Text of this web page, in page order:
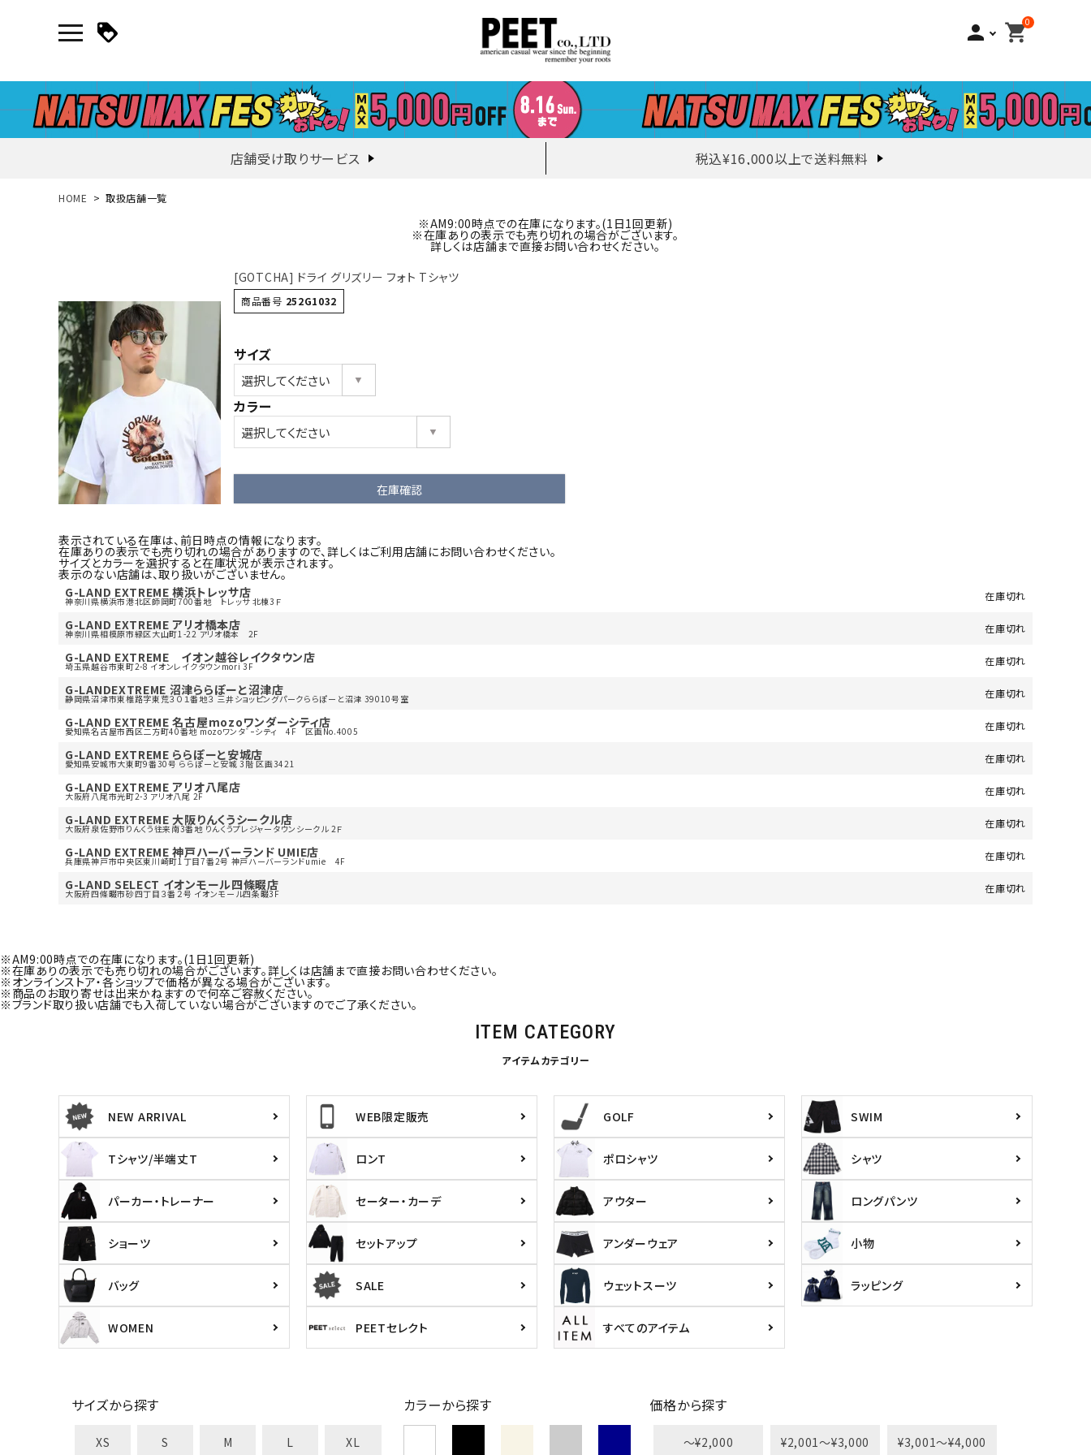
person 0
shopping_cart
店舗受け取りサービス 税込¥16,000以上で送料無料
新規会員登録｜ログイン
詳しい条件から探す
キーワードから探す 価格から探す 並び順
カテゴリ
サイズ
HOME 取扱店舗一覧
※AM9:00時点での在庫になります。(1日1回更新)
※在庫ありの表示でも売り切れの場合がございます。
詳しくは店舗まで直接お問い合わせください。
[GOTCHA] ドライ グリズリー フォト Tシャツ
商品番号 252G1032
サイズ
カラー
在庫確認
表示されている在庫は、前日時点の情報になります。
在庫ありの表示でも売り切れの場合がありますので、詳しくはご利用店舗にお問い合わせください。
サイズとカラーを選択すると在庫状況が表示されます。
表示のない店舗は、取り扱いがございません。
G-LAND EXTREME 横浜トレッサ店
神奈川県横浜市港北区師岡町700番地 トレッサ 北棟3Ｆ 在庫切れ
G-LAND EXTREME アリオ橋本店
神奈川県相模原市緑区大山町1-22 アリオ橋本 2F 在庫切れ
G-LAND EXTREME イオン越谷レイクタウン店
埼玉県越谷市東町2-8 イオンレイクタウンmori 3F 在庫切れ
G-LANDEXTREME 沼津ららぽーと沼津店
静岡県沼津市東椎路字東荒３０１番地３ 三井ショッピングパークららぽーと沼津 39010号室 在庫切れ
G-LAND EXTREME 名古屋mozoワンダーシティ店
愛知県名古屋市西区二方町40番地 mozoワンタﾞｰシティ 4F 区画No.4005 在庫切れ
G-LAND EXTREME ららぽーと安城店
愛知県安城市大東町9番30号 ららぽーと安城 3階 区画3421 在庫切れ
G-LAND EXTREME アリオ八尾店
大阪府八尾市光町2-3 アリオ八尾 2F 在庫切れ
G-LAND EXTREME 大阪りんくうシークル店
大阪府泉佐野市りんくう往来南3番地 りんくうプレジャータウンシークル 2Ｆ 在庫切れ
G-LAND EXTREME 神戸ハーバーランド UMIE店
兵庫県神戸市中央区東川崎町1丁目7番2号 神戸ハーバーランドumie 4F 在庫切れ
G-LAND SELECT イオンモール四條畷店
大阪府四條畷市砂四丁目３番２号 イオンモール四条畷3F 在庫切れ
※AM9:00時点での在庫になります。(1日1回更新)
※在庫ありの表示でも売り切れの場合がございます。詳しくは店舗まで直接お問い合わせください。
※オンラインストア・各ショップで価格が異なる場合がございます。
※商品のお取り寄せは出来かねますので何卒ご容赦ください。
※ブランド取り扱い店舗でも入荷していない場合がございますのでご了承ください。
ITEM CATEGORY
アイテムカテゴリー
NEW ARRIVAL WEB限定販売 GOLF SWIM
Tシャツ/半端丈T ロンT ポロシャツ シャツ
パーカー・トレーナー セーター・カーデ アウター ロングパンツ
ショーツ セットアップ アンダーウェア 小物
バッグ SALE ウェットスーツ ラッピング
WOMEN PEETセレクト すべてのアイテム
サイズから探す
XS S M L XL
カラーから探す 価格から探す
〜¥2,000 ¥2,001〜¥3,000 ¥3,001〜¥4,000